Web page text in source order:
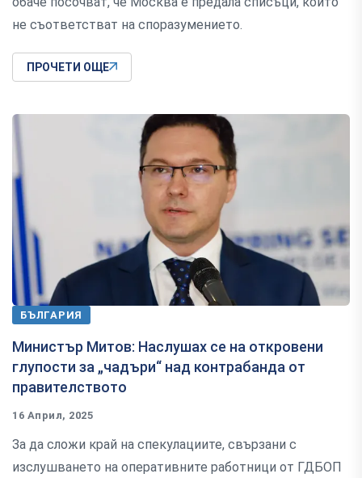
не съответстват на споразумението.
ПРОЧЕТИ ОЩЕ
БЪЛГАРИЯ
Министър Митов: Наслушах се на откровени
глупости за „чадъри“ над контрабанда от
правителството
16 Април, 2025
За да сложи край на спекулациите, свързани с
изслушването на оперативните работници от ГДБОП